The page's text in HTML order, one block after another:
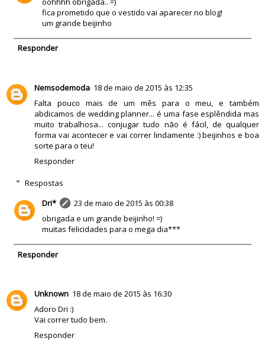
fica prometido que o vestido vai aparecer no blog!
um grande beijinho
Responder
Nemsodemoda 18 de maio de 2015 às 12:35
Falta pouco mais de um mês para o meu, e também
abdicamos de wedding planner... é uma fase esplêndida mas
muito trabalhosa... conjugar tudo não é fácil, de qualquer
forma vai acontecer e vai correr lindamente :) beijinhos e boa
sorte para o teu!
Responder
Respostas
Dri*
23 de maio de 2015 às 00:38
obrigada e um grande beijinho! =)
muitas felicidades para o mega dia***
Responder
Unknown 18 de maio de 2015 às 16:30
Adoro Dri :)
Vai correr tudo bem.
Responder